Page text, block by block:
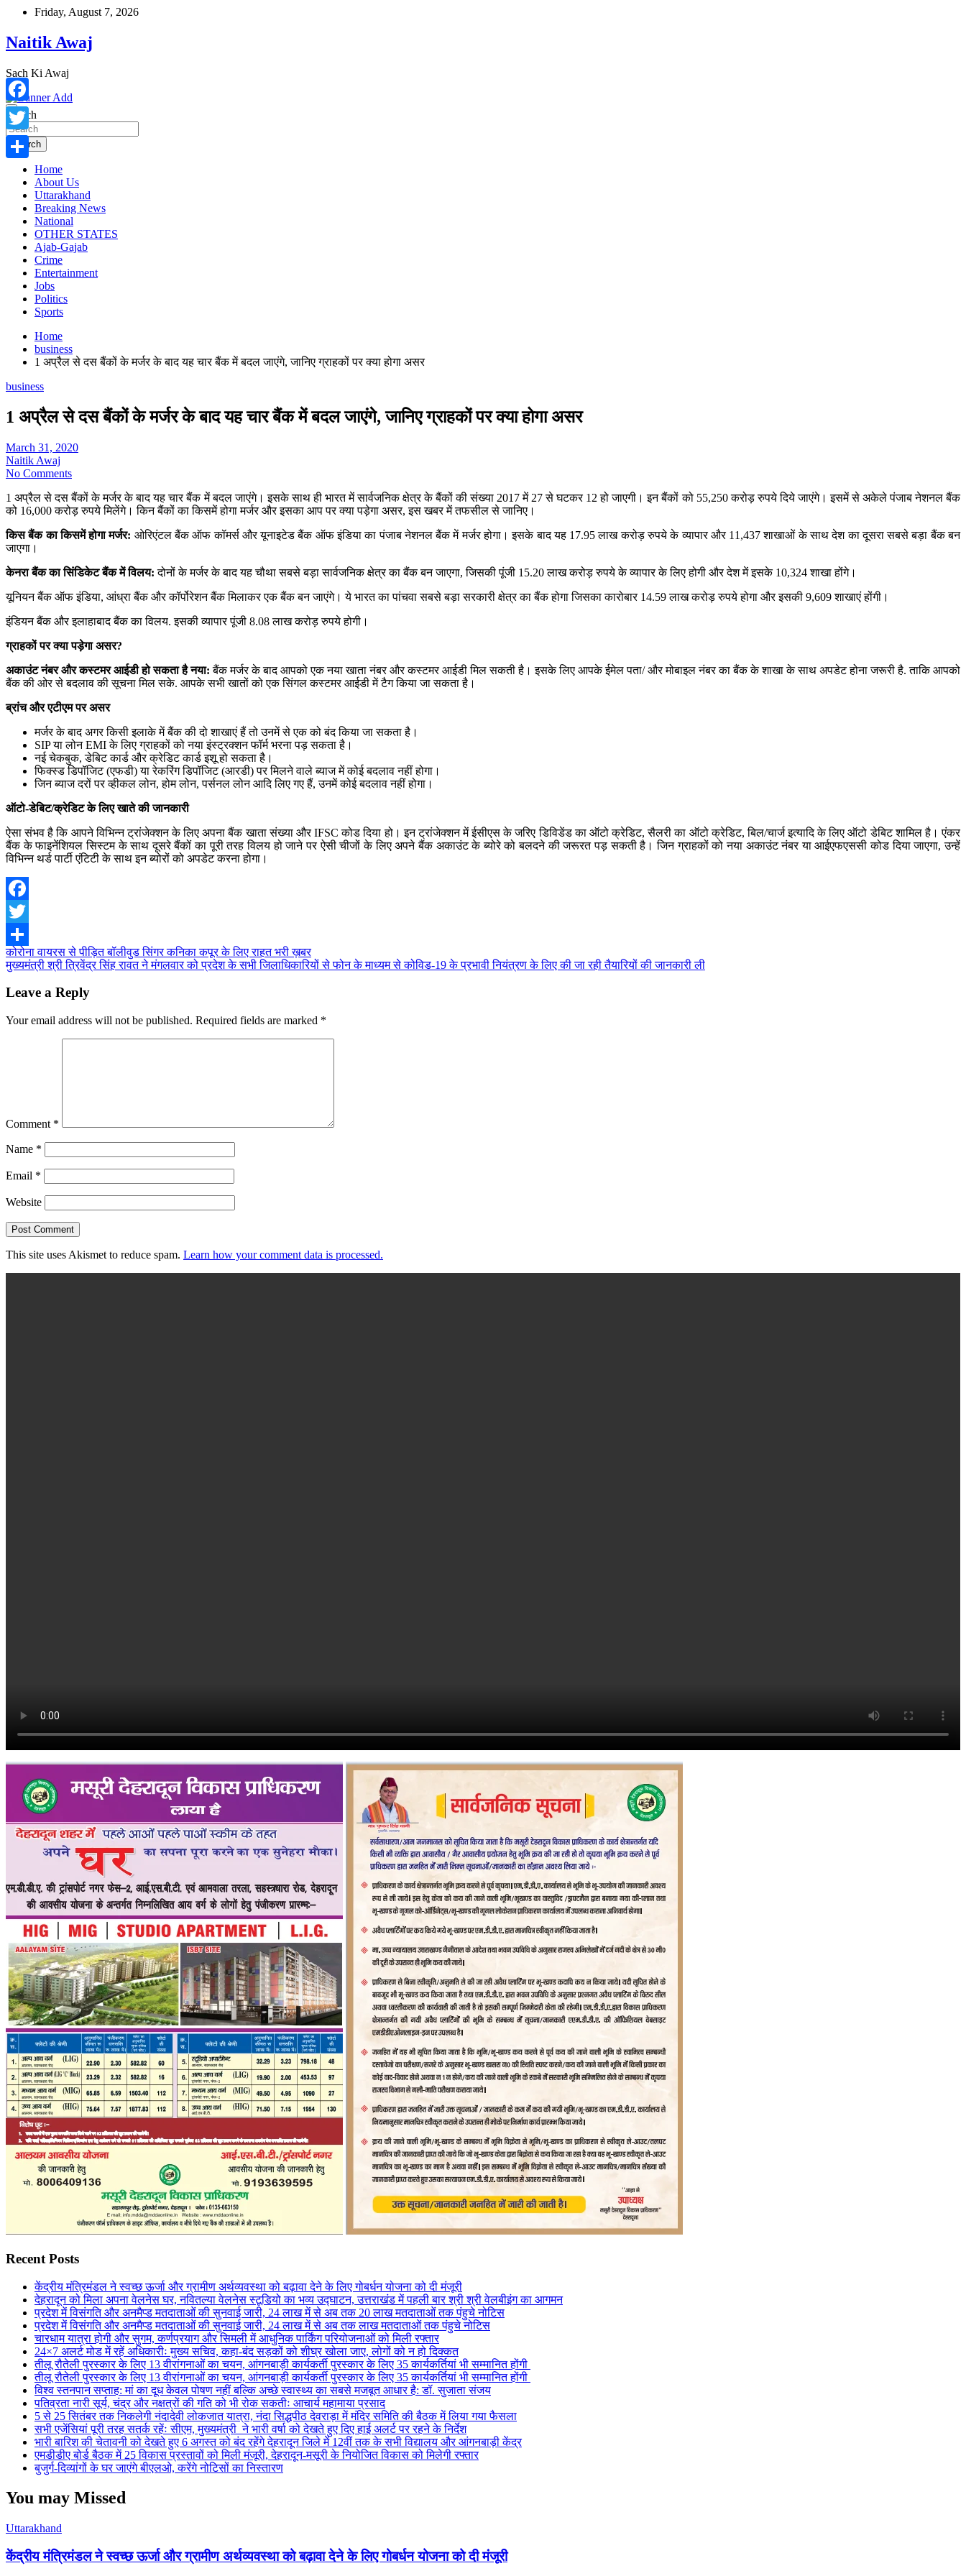
Skip
content
Friday, August 7, 2026
Naitik Awaj
Sach Ki Awaj
Search
Search
Home
About Us
Uttarakhand
Breaking News
National
OTHER STATES
Ajab-Gajab
Crime
Entertainment
Jobs
Politics
Sports
Home
business
1 अप्रैल से दस बैंकों के मर्जर के बाद यह चार बैंक में बदल जाएंगे, जानिए ग्राहकों पर क्‍या होगा असर
business
1 अप्रैल से दस बैंकों के मर्जर के बाद यह चार बैंक में बदल जाएंगे, जानिए ग्राहकों पर क्‍या होगा असर
March 31, 2020
Naitik Awaj
No Comments
1 अप्रैल से दस बैंकों के मर्जर के बाद यह चार बैंक में बदल जाएंगे। इसके साथ ही भारत में सार्वजनिक क्षेत्र के बैंकों की संख्या 2017 में 27 से घटकर 12 हो जाएगी। इन बैंकों को 55,250 करोड़ रुपये दिये जाएंगे। इसमें से अकेले पंजाब नेशनल बैंक
को 16,000 करोड़ रुपये मिलेंगे। किन बैंकों का किसमें होगा मर्जर और इसका आप पर क्या पड़ेगा असर, इस खबर में तफसील से जानिए।
किस बैंक का किसमें होगा मर्जर: ओरिएंटल बैंक ऑफ कॉमर्स और यूनाइटेड बैंक ऑफ इंडिया का पंजाब नेशनल बैंक में मर्जर होगा। इसके बाद यह 17.95 लाख करोड़ रुपये के व्यापार और 11,437 शाखाओं के साथ देश का दूसरा सबसे बड़ा बैंक बन
जाएगा।
केनरा बैंक का सिंडिकेट बैंक में विलय:दोनों के मर्जर के बाद यह चौथा सबसे बड़ा सार्वजनिक क्षेत्र का बैंक बन जाएगा, जिसकी पूंजी 15.20 लाख करोड़ रुपये के व्यापार के लिए होगी और देश में इसके 10,324 शाखा होंगे।
यूनियन बैंक ऑफ इंडिया, आंध्रा बैंक और कॉर्पोरेशन बैंक मिलाकर एक बैंक बन जाएंगे। ये भारत का पांचवा सबसे बड़ा सरकारी क्षेत्र का बैंक होगा जिसका कारोबार 14.59 लाख करोड़ रुपये होगा और इसकी 9,609 शाखाएं होंगी।
इंडियन बैंक और इलाहाबाद बैंक का विलय. इसकी व्यापार पूंजी 8.08 लाख करोड़ रुपये होगी।
ग्राहकों पर क्या पड़ेगा असर?
अकाउंट नंबर और कस्टमर आईडी हो सकता है नया:बैंक मर्जर के बाद आपको एक नया खाता नंबर और कस्टमर आईडी मिल सकती है। इसके लिए आपके ईमेल पता/ और मोबाइल नंबर का बैंक के शाखा के साथ अपडेट होना जरूरी है. ताकि आपको
बैंक की ओर से बदलाव की सूचना मिल सके. आपके सभी खातों को एक सिंगल कस्टमर आईडी में टैग किया जा सकता है।
ब्रांच और एटीएम पर असर
मर्जर के बाद अगर किसी इलाके में बैंक की दो शाखाएं हैं तो उनमें से एक को बंद किया जा सकता है।
SIP या लोन EMI के लिए ग्राहकों को नया इंस्ट्रक्शन फॉर्म भरना पड़ सकता है।
नई चेकबुक, डेबिट कार्ड और क्रेडिट कार्ड इशू हो सकता है।
फिक्स्ड डिपॉजिट (एफडी) या रेकरिंग डिपॉजिट (आरडी) पर मिलने वाले ब्याज में कोई बदलाव नहीं होगा।
जिन ब्याज दरों पर व्हीकल लोन, होम लोन, पर्सनल लोन आदि लिए गए हैं, उनमें कोई बदलाव नहीं होगा।
ऑटो-डेबिट/क्रेडिट के लिए खाते की जानकारी
ऐसा संभव है कि आपने विभिन्न ट्रांजेक्शन के लिए अपना बैंक खाता संख्या और IFSC कोड दिया हो। इन ट्रांजेक्शन में ईसीएस के जरिए डिविडेंड का ऑटो क्रेडिट, सैलरी का ऑटो क्रेडिट, बिल/चार्ज इत्यादि के लिए ऑटो डेबिट शामिल है। एंकर
बैंक के फाइनेंशियल सिस्टम के साथ दूसरे बैंकों का पूरी तरह विलय हो जाने पर ऐसी चीजों के लिए अपने बैंक अकाउंट के ब्योरे को बलदने की जरूरत पड़ सकती है। जिन ग्राहकों को नया अकाउंट नंबर या आईएफएससी कोड दिया जाएगा, उन्हें
विभिन्न थर्ड पार्टी एंटिटी के साथ इन ब्योरों को अपडेट करना होगा।
Facebook
Twitter
Share
Post
navigation
कोरोना वायरस से पीड़ित बॉलीवुड सिंगर कनिका कपूर के लिए राहत भरी ख़बर
मुख्यमंत्री श्री त्रिवेंद्र सिंह रावत ने मंगलवार को प्रदेश के सभी जिलाधिकारियों से फोन के माध्यम से कोविड-19 के प्रभावी नियंत्रण के लिए की जा रही तैयारियों की जानकारी ली
Leave a Reply
Your email address will not be published. Required fields are marked *
Comment *
Name *
Email *
Website
This site uses Akismet to reduce spam. Learn how your comment data is processed.
Recent Posts
केंद्रीय मंत्रिमंडल ने स्वच्छ ऊर्जा और ग्रामीण अर्थव्यवस्था को बढ़ावा देने के लिए गोबर्धन योजना को दी मंजूरी
देहरादून को मिला अपना वेलनेस घर, नवितल्या वेलनेस स्टूडियो का भव्य उद्घाटन, उत्तराखंड में पहली बार श्री श्री वेलबीइंग का आगमन
प्रदेश में विसंगति और अनमैप्ड मतदाताओं की सुनवाई जारी, 24 लाख में से अब तक 20 लाख मतदाताओं तक पंहुचे नोटिस
प्रदेश में विसंगति और अनमैप्ड मतदाताओं की सुनवाई जारी, 24 लाख में से अब तक लाख मतदाताओं तक पंहुचे नोटिस
चारधाम यात्रा होगी और सुगम, कर्णप्रयाग और सिमली में आधुनिक पार्किंग परियोजनाओं को मिली रफ्तार
24×7 अलर्ट मोड में रहें अधिकारीः मुख्य सचिव, कहा-बंद सड़कों को शीघ्र खोला जाए, लोगों को न हो दिक्कत
तीलू रौतेली पुरस्कार के लिए 13 वीरांगनाओं का चयन, आंगनबाड़ी कार्यकर्ती पुरस्कार के लिए 35 कार्यकर्तियां भी सम्मानित होंगी
तीलू रौतेली पुरस्कार के लिए 13 वीरांगनाओं का चयन, आंगनबाड़ी कार्यकर्ती पुरस्कार के लिए 35 कार्यकर्तियां भी सम्मानित होंगी
विश्व स्तनपान सप्ताह: मां का दूध केवल पोषण नहीं बल्कि अच्छे स्वास्थ्य का सबसे मजबूत आधार है: डॉ. सुजाता संजय
पतिव्रता नारी सूर्य, चंद्र और नक्षत्रों की गति को भी रोक सकतीः आचार्य महामाया प्रसाद
5 से 25 सितंबर तक निकलेगी नंदादेवी लोकजात यात्रा, नंदा सिद्धपीठ देवराड़ा में मंदिर समिति की बैठक में लिया गया फैसला
सभी एजेंसियां पूरी तरह सतर्क रहेंः सीएम, मुख्यमंत्री ने भारी वर्षा को देखते हुए दिए हाई अलर्ट पर रहने के निर्देश
भारी बारिश की चेतावनी को देखते हुए 6 अगस्त को बंद रहेंगे देहरादून जिले में 12वीं तक के सभी विद्यालय और आंगनबाड़ी केंद्र
एमडीडीए बोर्ड बैठक में 25 विकास प्रस्तावों को मिली मंजूरी, देहरादून-मसूरी के नियोजित विकास को मिलेगी रफ्तार
बुजुर्ग-दिव्यांगों के घर जाएंगे बीएलओ, करेंगे नोटिसों का निस्तारण
You may Missed
Uttarakhand
केंद्रीय मंत्रिमंडल ने स्वच्छ ऊर्जा और ग्रामीण अर्थव्यवस्था को बढ़ावा देने के लिए गोबर्धन योजना को दी मंजूरी
Facebook
Twitter
Share